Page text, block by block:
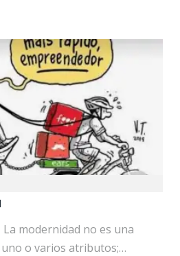
modernidad no es una
o varios atributos;…